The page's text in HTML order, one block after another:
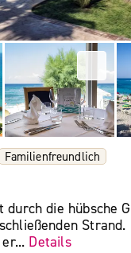
Familienfreundlich
durch die hübsche
Strand.
Details